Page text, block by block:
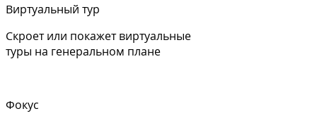
Виртуальный тур
Скроет или покажет виртуальные
туры на генеральном плане
Фокус